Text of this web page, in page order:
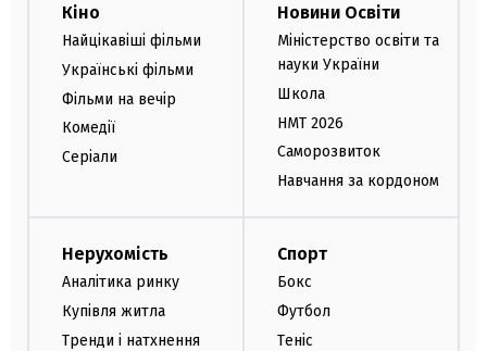
Кіно
Найцікавіші фільми
Українські фільми
Фільми на вечір
Комедії
Серіали
Новини Освіти
Міністерство освіти та
науки України
Школа
НМТ 2026
Саморозвиток
Навчання за кордоном
Нерухомість
Аналітика ринку
Купівля житла
Тренди і натхнення
Спорт
Бокс
Футбол
Теніс